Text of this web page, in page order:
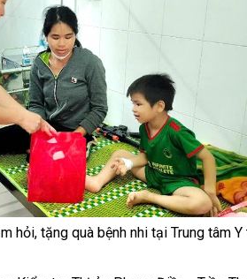
hỏi, tặng quà bệnh nhi tại Trung tâm Y